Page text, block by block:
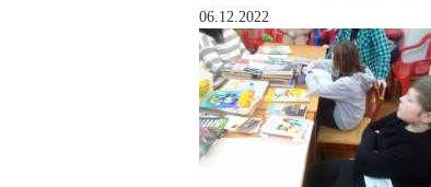
06.12.2022